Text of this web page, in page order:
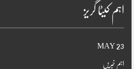
اہم کیٹا گریز
23 MAY
اہم خبریں